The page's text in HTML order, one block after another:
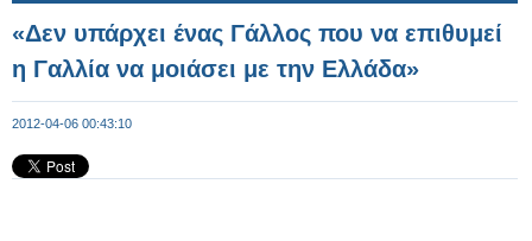
«Δεν υπάρχει ένας Γάλλος που να επιθυμεί
η Γαλλία να μοιάσει με την Ελλάδα»
2012-04-06 00:43:10